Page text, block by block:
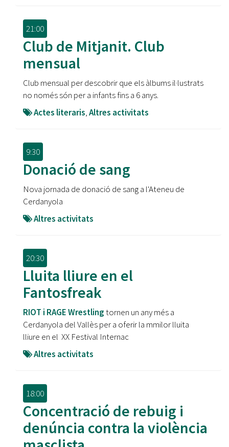
21:00
Club de Mitjanit. Club
mensual
Club mensual per descobrir que els àlbums il·lustrats
no només són per a infants fins a 6 anys.
Actes literaris,Altres activitats
9:30
Donació de sang
Nova jornada de donació de sang a l'Ateneu de
Cerdanyola
Altres activitats
20:30
Lluita lliure en el
Fantosfreak
RIOT i RAGE Wrestlingtornen un any més a
Cerdanyola del Vallès per a oferir la mmilor lluita
lliure en el XX Festival Internac
Altres activitats
18:00
Concentració de rebuig i
denúncia contra la violència